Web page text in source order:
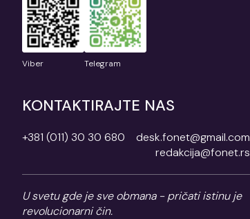
Viber Telegram
KONTAKTIRAJTE NAS
+381 (011) 30 30 680
desk.fonet@gmail.com
redakcija@fonet.rs
U svetu gde je sve obmana - pričati istinu je
revolucionarni čin.